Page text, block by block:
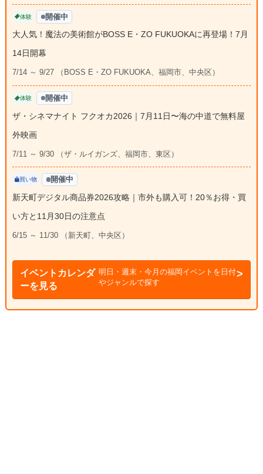
体験 開催中
大人気！魔法の美術館がBOSS E・ZO FUKUOKAに再登場！7月
14日開幕
7/14 ～ 9/27 （BOSS E・ZO FUKUOKA、福岡市、中央区）
体験 開催中
ザ・シネマナイト フクオカ2026｜7月11日〜海の中道で無料屋
外映画
7/11 ～ 9/30 （ザ・ルイガンズ、福岡市、東区）
買い物 開催中
新天町デジタル商品券2026攻略｜市外も購入可！20％お得・買
い方と11月30日の注意点
6/15 ～ 11/30 （新天町、中央区）
イベントカレンダ
ーを見る
明日・週末・今月の福岡イベントを日付
やジャンルで探す